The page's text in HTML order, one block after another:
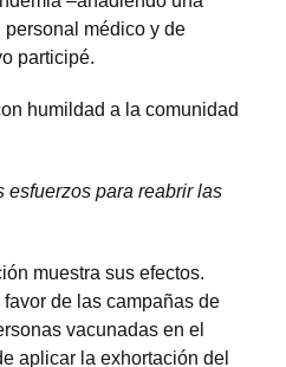
médico y de
participé.
humildad a la comunidad
esfuerzos para reabrir las
muestra sus efectos.
de las campañas de
vacunadas en el
aplicar la exhortación del